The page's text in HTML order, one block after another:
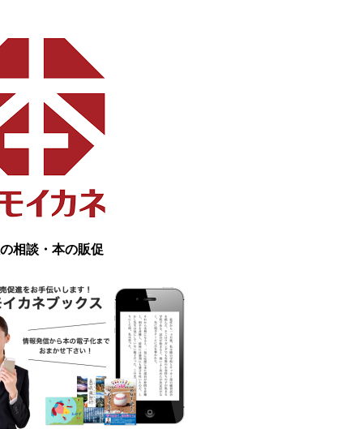
相談・本の販促